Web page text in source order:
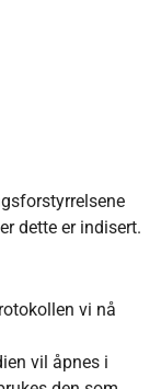
dette er indisert.
vi nå
vil åpnes i